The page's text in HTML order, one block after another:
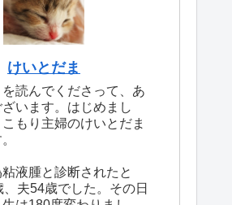
けいとだま
読んでくださって、あ
います。はじめまし
もり主婦のけいとだま
液腫と診断されたと
、夫54歳でした。その日